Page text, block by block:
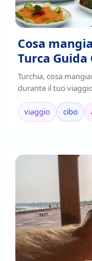
Cosa
Turca
Turchia, cosa
durante il tuo
è il frutto della
mediterranee e
viaggio cibo